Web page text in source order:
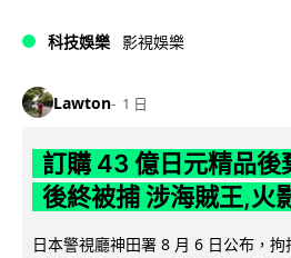
科技娛樂 影視娛樂
Lawton 1 日
訂購 43 億日元精品後
後終被捕 涉海賊王,火
日本警視廳神田署 8 月 6 日公布，拘